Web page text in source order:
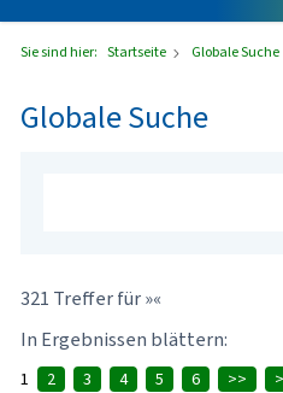
Sie sind hier: Startseite Globale Suche
Globale Suche
321 Treffer für »«
In Ergebnissen blättern:
1 2 3 4 5 6 >>